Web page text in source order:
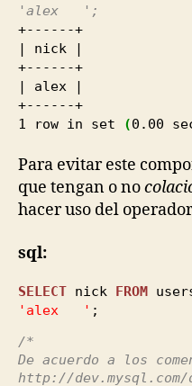
'alex ';
+------+
| nick |
+------+
| alex |
+------+
1
row in set (0.00
Para evitar este
que tengan o no
hacer uso del
sql:
SELECT nick FROM
'alex ' ;
/*
De acuerdo a los
http://dev.mysql.com/